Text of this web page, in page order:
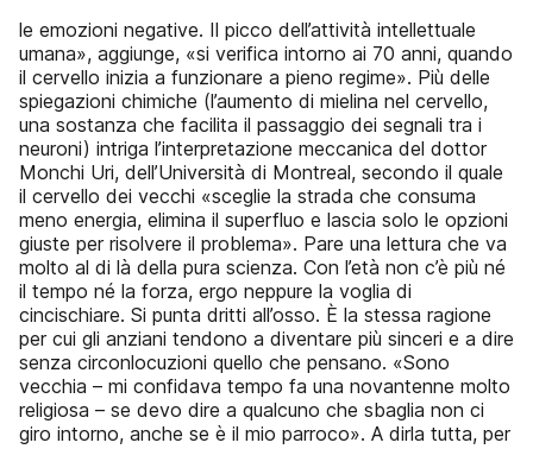
le emozioni negative. Il picco dell’attività intellettuale
umana», aggiunge, «si verifica intorno ai 70 anni, quando
il cervello inizia a funzionare a pieno regime». Più delle
spiegazioni chimiche (l’aumento di mielina nel cervello,
una sostanza che facilita il passaggio dei segnali tra i
neuroni) intriga l’interpretazione meccanica del dottor
Monchi Uri, dell’Università di Montreal, secondo il quale
il cervello dei vecchi «sceglie la strada che consuma
meno energia, elimina il superfluo e lascia solo le opzioni
giuste per risolvere il problema». Pare una lettura che va
molto al di là della pura scienza. Con l’età non c’è più né
il tempo né la forza, ergo neppure la voglia di
cincischiare. Si punta dritti all’osso. È la stessa ragione
per cui gli anziani tendono a diventare più sinceri e a dire
senza circonlocuzioni quello che pensano. «Sono
vecchia – mi confidava tempo fa una novantenne molto
religiosa – se devo dire a qualcuno che sbaglia non ci
giro intorno, anche se è il mio parroco». A dirla tutta, per